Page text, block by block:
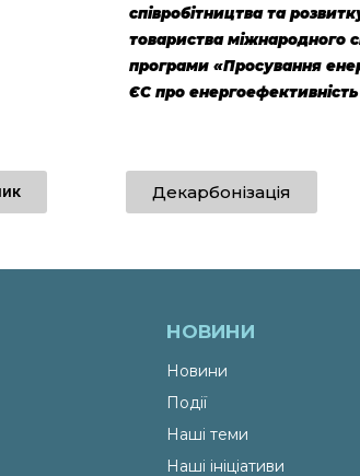
співробітництва та
товариства міжнародного
програми «Просування
ЄС про енергоефективність
Декарбонізація
НОВИНИ
Новини
Події
Наші теми
Наші ініціативи